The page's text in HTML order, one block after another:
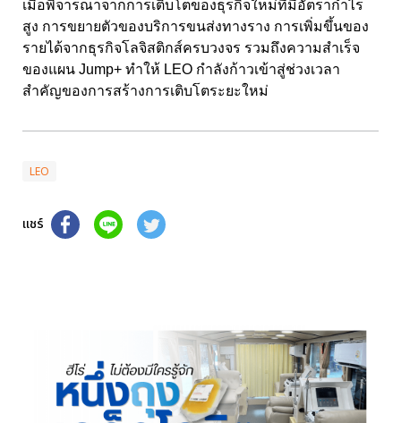
เมื่อพิจารณาจากการเติบโตของธุรกิจใหม่ที่มีอัตรากำไร
สูง การขยายตัวของบริการขนส่งทางราง การเพิ่มขึ้นของ
รายได้จากธุรกิจโลจิสติกส์ครบวงจร รวมถึงความสำเร็จ
ของแผน Jump+ ทำให้ LEO กำลังก้าวเข้าสู่ช่วงเวลา
สำคัญของการสร้างการเติบโตระยะใหม่
LEO
แชร์